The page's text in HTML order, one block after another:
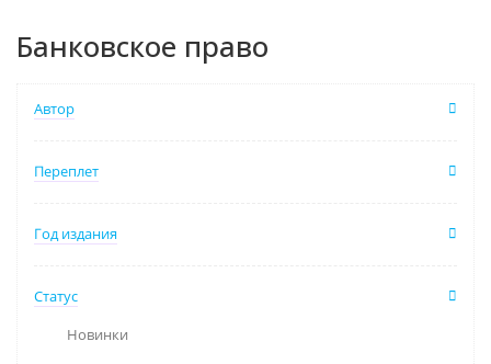
Банковское право
Автор
Переплет
Год издания
Статус
Новинки